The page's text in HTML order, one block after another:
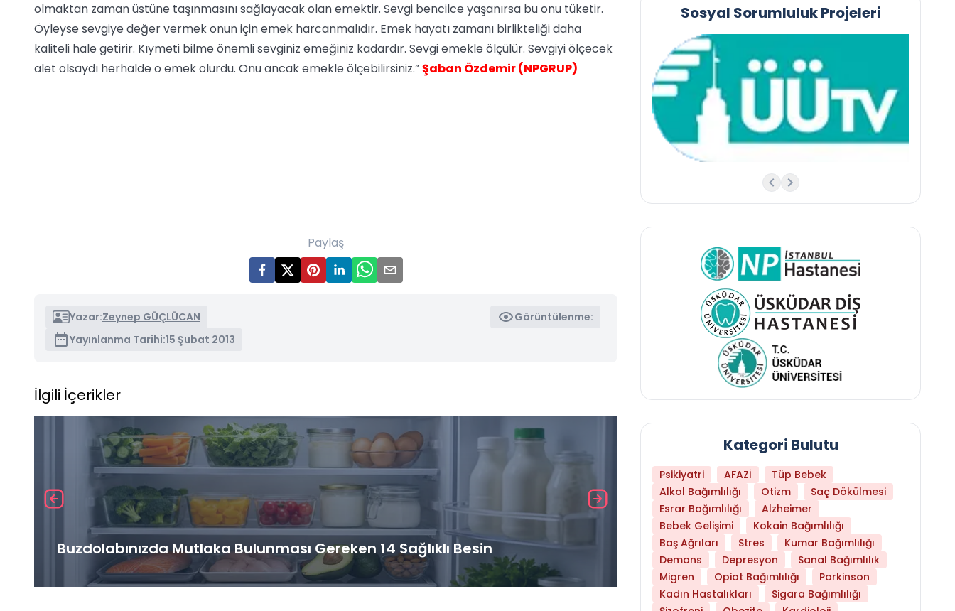
olmaktan zaman üstüne taşınmasını sağlayacak olan emektir. Sevgi bencilce yaşanırsa bu onu tüketir.
Öyleyse sevgiye değer vermek onun için emek harcanmalıdır. Emek hayatı zamanı birlikteliği daha
kaliteli hale getirir. Kıymeti bilme önemli sevginiz emeğiniz kadardır. Sevgi emekle ölçülür. Sevgiyi ölçecek
alet olsaydı herhalde o emek olurdu. Onu ancak emekle ölçebilirsiniz.”Şaban Özdemir (NPGRUP)
Paylaş
Yazar:Zeynep GÜÇLÜCAN
Görüntülenme:
Yayınlanma Tarihi:15 Şubat 2013
İlgili İçerikler
Buzdolabınızda Mutlaka Bulunması Gereken 14 Sağlıklı Besin Hangi Yaşta Hangi Testi Yaptırmanız
Sosyal Sorumluluk Projeleri
Kategori Bulutu
Psikiyatri AFAZİ
Tüp Bebek
Alkol Bağımlılığı
Otizm
Saç Dökülmesi
Esrar Bağımlılığı
Alzheimer
Bebek Gelişimi
Kokain Bağımlılığı
Baş Ağrıları
Stres
Kumar Bağımlılığı
Demans
Depresyon
Sanal Bağımlılık
Migren
Opiat Bağımlılığı
Parkinson
Kadın Hastalıkları
Sigara Bağımlılığı